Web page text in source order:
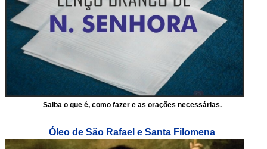
Saiba o que é, como fazer e as orações necessárias.
Óleo de São Rafael e Santa Filomena